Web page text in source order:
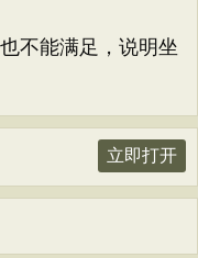
不能满足，说明坐
立即打开